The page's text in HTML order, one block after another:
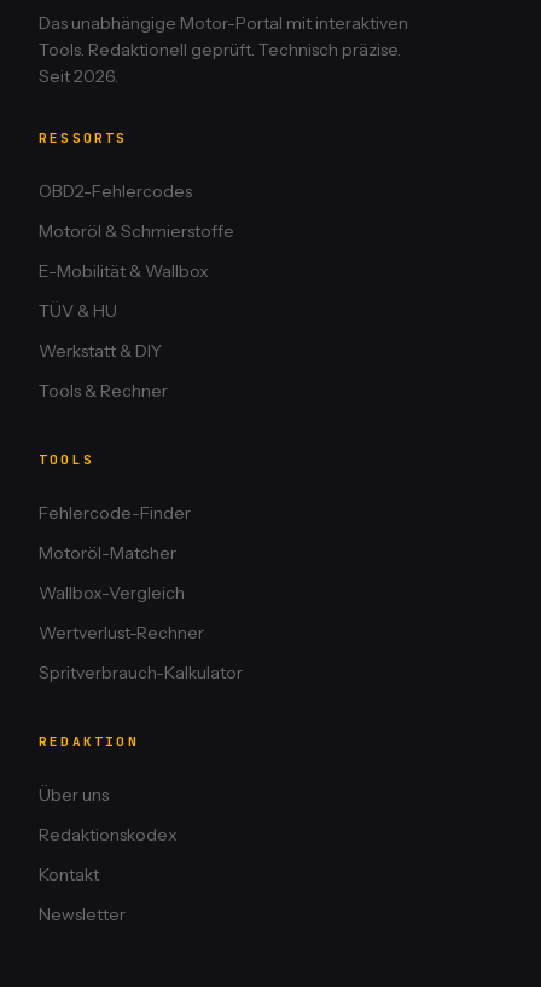
Das unabhängige Motor-Portal mit interaktiven
Tools. Redaktionell geprüft. Technisch präzise.
Seit 2026.
RESSORTS
OBD2-Fehlercodes
Motoröl & Schmierstoffe
E-Mobilität & Wallbox
TÜV & HU
Werkstatt & DIY
Tools & Rechner
TOOLS
Fehlercode-Finder
Motoröl-Matcher
Wallbox-Vergleich
Wertverlust-Rechner
Spritverbrauch-Kalkulator
REDAKTION
Über uns
Redaktionskodex
Kontakt
Newsletter